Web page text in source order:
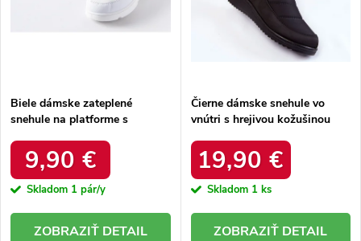
Biele dámske zateplené
snehule na platforme s
WHITE
9,90 €
Skladom 1 pár/y
DETAIL
Čierne dámske snehule vo
vnútri s hrejivou kožušinou
BLACK
19,90 €
Skladom 1 ks
DETAIL